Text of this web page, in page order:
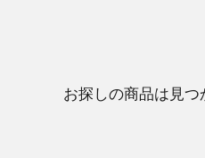
お探しの商品は見つ